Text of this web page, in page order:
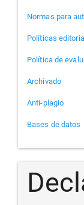
Normas para
Políticas
Política de
Archivado
Anti-plagio
Bases de datos